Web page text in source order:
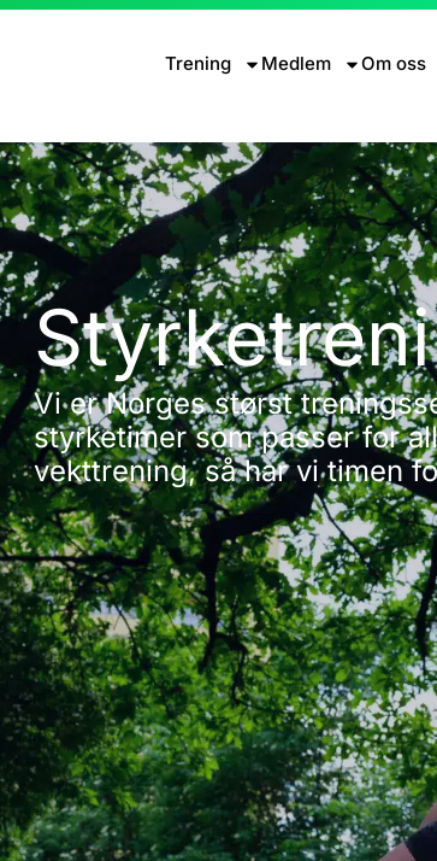
Trening Medlem Om oss
Vi er Norges størst
styrketimer som passer for
vekttrening, så har vi timen